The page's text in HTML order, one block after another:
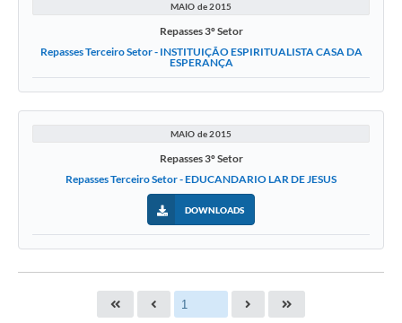
MAIO de 2015
Repasses 3º Setor
Repasses Terceiro Setor - INSTITUIÇÃO ESPIRITUALISTA CASA DA
ESPERANÇA
MAIO de 2015
Repasses 3º Setor
Repasses Terceiro Setor - EDUCANDARIO LAR DE JESUS
DOWNLOADS